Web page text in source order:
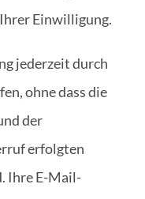
Einwilligung.
jederzeit durch
ohne dass die
der
erfolgten
Ihre E-Mail-